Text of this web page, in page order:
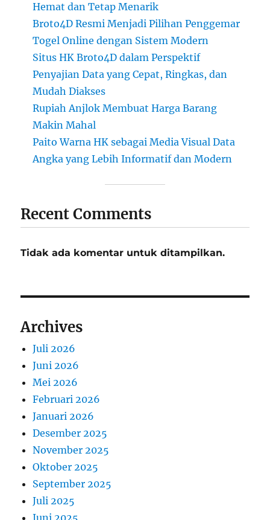
Hemat dan Tetap Menarik
Broto4D Resmi Menjadi Pilihan Penggemar
Togel Online dengan Sistem Modern
Situs HK Broto4D dalam Perspektif
Penyajian Data yang Cepat, Ringkas, dan
Mudah Diakses
Rupiah Anjlok Membuat Harga Barang
Makin Mahal
Paito Warna HK sebagai Media Visual Data
Angka yang Lebih Informatif dan Modern
Recent Comments
Tidak ada komentar untuk ditampilkan.
Archives
Juli 2026
Juni 2026
Mei 2026
Februari 2026
Januari 2026
Desember 2025
November 2025
Oktober 2025
September 2025
Juli 2025